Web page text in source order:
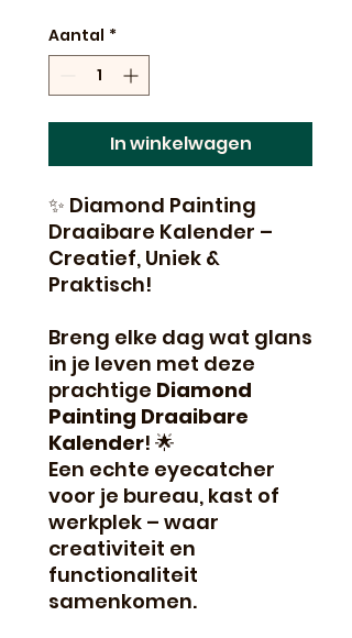
Aantal *
In winkelwagen
✨ Diamond Painting
Draaibare Kalender –
Creatief, Uniek &
Praktisch!
Breng elke dag wat glans
in je leven met deze
prachtige Diamond
Painting Draaibare
Kalender! 🌟
Een echte eyecatcher
voor je bureau, kast of
werkplek – waar
creativiteit en
functionaliteit
samenkomen.